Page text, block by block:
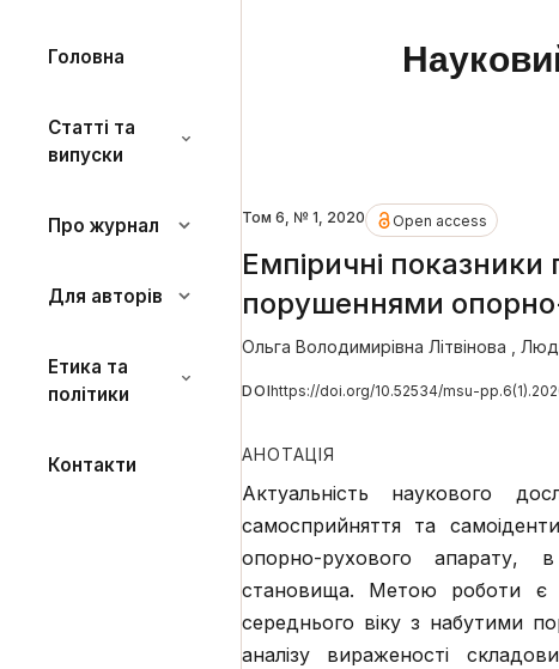
Головна
Статті та
випуски
Про журнал
Для авторів
Етика та
політики
Контакти
Том 6, № 1, 2020 Open access
Емпіричні показники
порушеннями
Ольга Володимирівна Літвінова
DOIhttps://doi.org/10.52534/msu-
АНОТАЦІЯ
Актуальність наукового
самосприйняття та
опорно-рухового апарату, в
становища. Метою роботи є
середнього віку з набутими
аналізу вираженості